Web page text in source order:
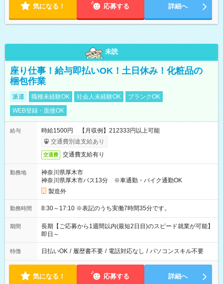
気になる！ 応募する 詳細へ
未読
座り仕事！給与即払いOK！土日休み！化粧品の
梱包作業
派遣 職種未経験OK 社会人未経験OK
ブランクOK
WEB登録・面接OK
給与
時給1500円 【月収例】212333円以上可能
交通費別途支給あり
交通費 交通費支給有り
勤務地
神奈川県厚木市
神奈川県厚木市バス13分 ※車通勤・バイク通勤OK
製造外
勤務時間 8:30～17:10 ※表記のうち実働7時間35分です。
期間
長期【ご応募から1週間以内(最短2日目)のスピード就業が可能】
即日～
特徴 日払いOK / 履歴書不要 / 電話対応なし / パソコンスキル不要
気になる！ 応募する 詳細へ